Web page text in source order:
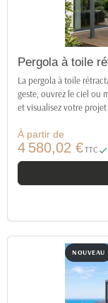
Pergola à toile
La pergola à toile
geste, ouvrez le ciel ou
et visualisez votre
À partir de
4 580,02 €TTC
NOUVEAU